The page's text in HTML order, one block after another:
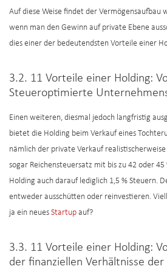
Auf diese Weise findet der Vermögensaufbau
wenn man den Gewinn auf private Ebene
dies einer der bedeutendsten Vorteile einer
3.2. 11 Vorteile einer Holding:
Steueroptimierte
Einen weiteren, diesmal jedoch langfristig
bietet die Holding beim Verkauf eines
nämlich der private Verkauf
sogar Reichensteuersatz mit bis zu 42 oder
Holding auch darauf lediglich 1,5 % Steuern.
entweder ausschütten oder reinvestieren.
ja ein neues Startup auf?
3.3. 11 Vorteile einer Holding:
der finanziellen Verhältnisse